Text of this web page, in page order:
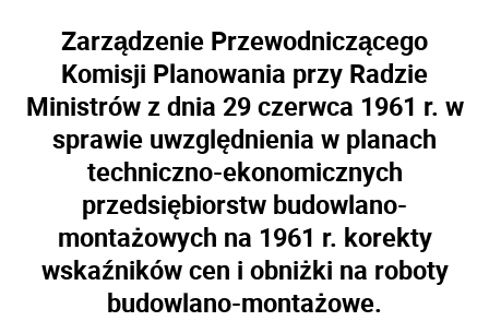
Zarządzenie Przewodniczącego
Komisji Planowania przy Radzie
Ministrów z dnia 29 czerwca 1961 r. w
sprawie uwzględnienia w planach
techniczno-ekonomicznych
przedsiębiorstw budowlano-
montażowych na 1961 r. korekty
wskaźników cen i obniżki na roboty
budowlano-montażowe.